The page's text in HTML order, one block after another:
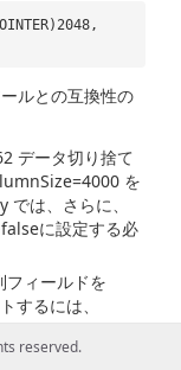
ルとの互換性の
データ切り捨て
を
は、さらに、
に設定する必
ィールドを
するには、
ます。MEMO フ
、結合とフィル
reserved.